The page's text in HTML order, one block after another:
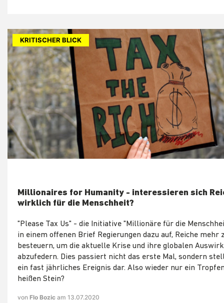
KRITISCHER BLICK
Millionaires for Humanity - interessieren sich
wirklich für die Menschheit?
"Please Tax Us" - die Initiative "Millionäre für die
in einem offenen Brief Regierungen dazu auf, Reiche mehr
besteuern, um die aktuelle Krise und ihre globalen
abzufedern. Dies passiert nicht das erste Mal, sondern
ein fast jährliches Ereignis dar. Also wieder nur ein
heißen Stein?
von Flo Bozic am 13.07.2020